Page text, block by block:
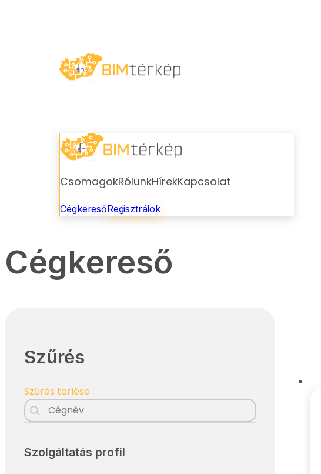
CsomagokRólunkHírekKapcsolat
CégkeresőRegisztrálok
Cégkereső
Szűrés
Szűrés törlése
Filter - Cégnév
Search content
Szolgáltatás profil